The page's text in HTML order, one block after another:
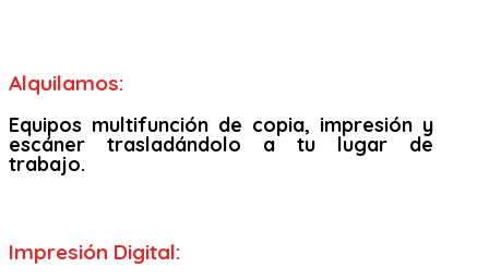
Alquilamos:
Equipos multifunción de copia, impresión y
escáner trasladándolo a tu lugar de
trabajo.
Impresión Digital: